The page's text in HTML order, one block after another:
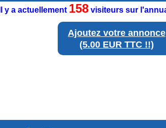
Ajoutez votre annonce
(5.00 EUR TTC !!)
y a actuellement 158 visiteurs sur